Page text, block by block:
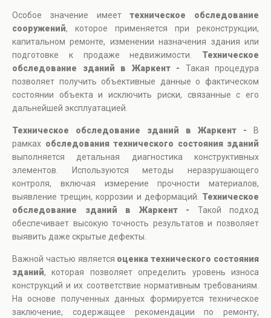
Особое значение имееттехническое обследование
сооружений, которое применяется при реконструкции,
капитальном ремонте, изменении назначения здания или
подготовке к продаже недвижимости. Техническое
обследование зданий в Жаркент - Такая процедура
позволяет получить объективные данные о фактическом
состоянии объекта и исключить риски, связанные с его
дальнейшей эксплуатацией.
Техническое обследование зданий в Жаркент -
В
рамках обследования технического состояния зданий
выполняется детальная диагностика конструктивных
элементов. Используются методы неразрушающего
контроля, включая измерение прочности материалов,
выявление трещин, коррозии и деформаций. Техническое
обследование зданий в Жаркент - Такой подход
обеспечивает высокую точность результатов и позволяет
выявить даже скрытые дефекты.
Важной частью является оценка технического состояния
зданий, которая позволяет определить уровень износа
конструкций и их соответствие нормативным требованиям.
На основе полученных данных формируется техническое
заключение, содержащее рекомендации по ремонту,